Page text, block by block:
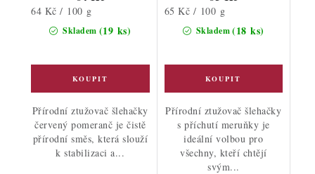
Skladem (19 ks)
Měrná
cena:
64 Kč / 100 g
Přírodní ztužovač šlehačky
červený pomeranč je čistě
přírodní směs, která slouží
k stabilizaci a...
Skladem(18 ks)
Měrná
cena:
65 Kč / 100 g
Přírodní ztužovač šlehačky
s příchutí meruňky je
ideální volbou pro
všechny, kteří chtějí
svým...